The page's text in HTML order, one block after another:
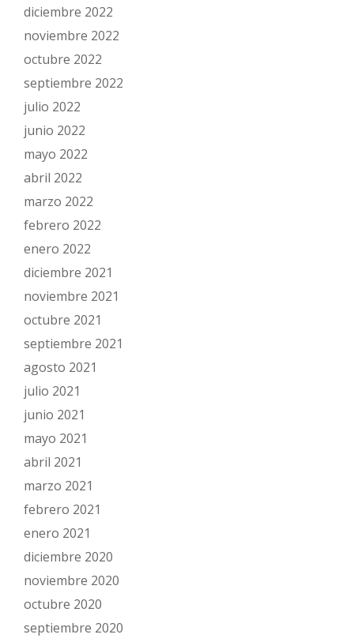
diciembre 2022
noviembre 2022
octubre 2022
septiembre 2022
julio 2022
junio 2022
mayo 2022
abril 2022
marzo 2022
febrero 2022
enero 2022
diciembre 2021
noviembre 2021
octubre 2021
septiembre 2021
agosto 2021
julio 2021
junio 2021
mayo 2021
abril 2021
marzo 2021
febrero 2021
enero 2021
diciembre 2020
noviembre 2020
octubre 2020
septiembre 2020